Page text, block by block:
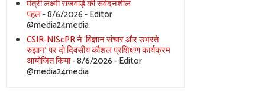
मंत्री लक्ष्मी राजवाड़े की संवेदनशील
पहल- 8/6/2026- Editor
@media24media
CSIR-NIScPR ने ‘विज्ञान संचार और उभरते
रुझान’ पर दो दिवसीय कौशल प्रशिक्षण कार्यक्रम
आयोजित किया- 8/6/2026- Editor
@media24media